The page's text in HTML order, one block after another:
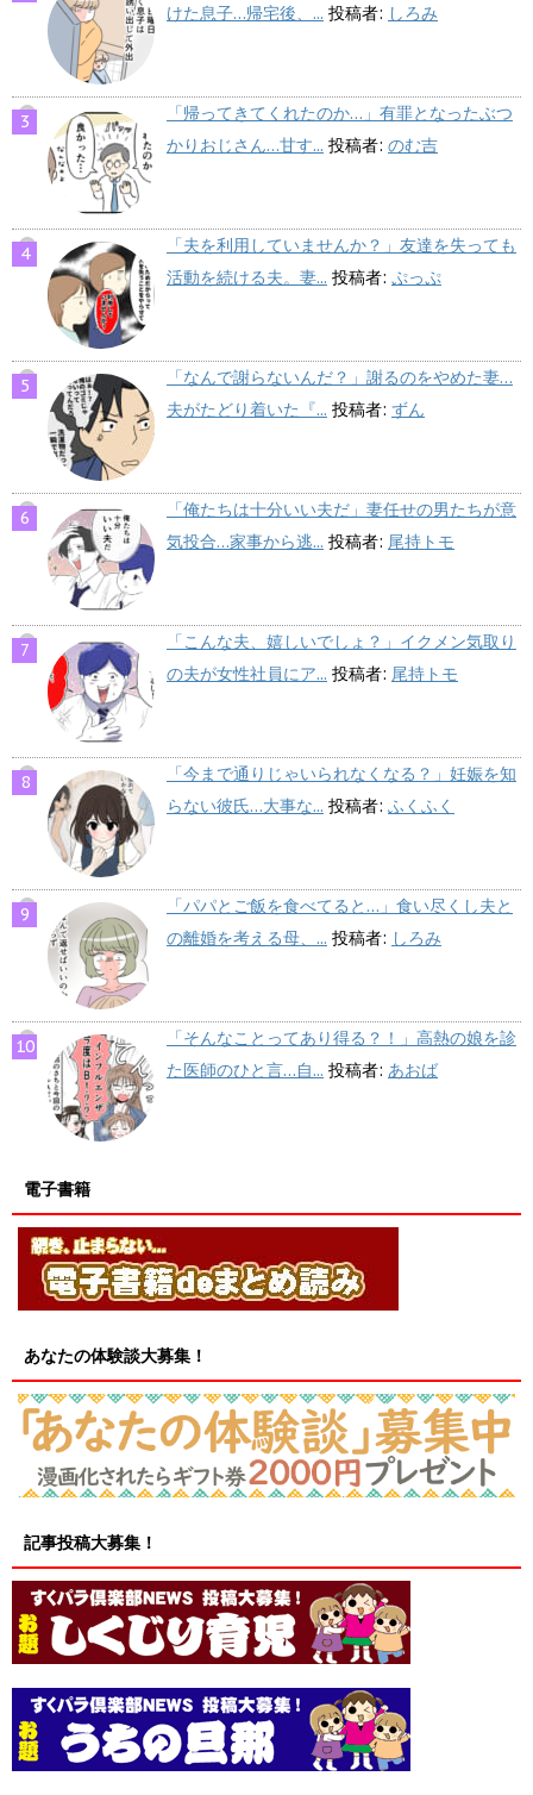
けた息子…帰宅後、... 投稿者: しろみ
「帰ってきてくれたのか…」有罪となったぶつ
かりおじさん…甘す... 投稿者: のむ吉
「夫を利用していませんか？」友達を失っても
活動を続ける夫。妻... 投稿者: ぷっぷ
「なんで謝らないんだ？」謝るのをやめた妻…
夫がたどり着いた『... 投稿者: ずん
「俺たちは十分いい夫だ」妻任せの男たちが意
気投合…家事から逃... 投稿者: 尾持トモ
「こんな夫、嬉しいでしょ？」イクメン気取り
の夫が女性社員にア... 投稿者: 尾持トモ
「今まで通りじゃいられなくなる？」妊娠を知
らない彼氏…大事な... 投稿者: ふくふく
「パパとご飯を食べてると…」食い尽くし夫と
の離婚を考える母、... 投稿者: しろみ
「そんなことってあり得る？！」高熱の娘を診
た医師のひと言…自... 投稿者: あおば
電子書籍
あなたの体験談大募集！
記事投稿大募集！